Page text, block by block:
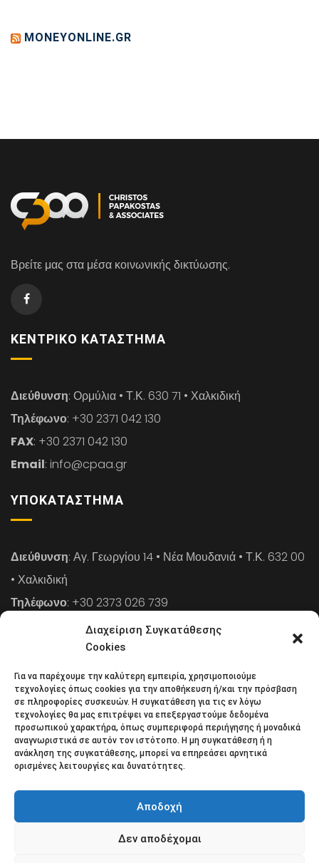
Διαχείριση Συγκατάθεσης
Cookies
Για να παρέχουμε την καλύτερη εμπειρία, χρησιμοποιούμε
τεχνολογίες όπως cookies για την αποθήκευση ή/και την πρόσβαση
σε πληροφορίες συσκευών. Η συγκατάθεση για τις εν λόγω
τεχνολογίες θα μας επιτρέψει να επεξεργαστούμε δεδομένα
προσωπικού χαρακτήρα, όπως συμπεριφορά περιήγησης ή μοναδικά
αναγνωριστικά σε αυτόν τον ιστότοπο. Η μη συγκατάθεση ή η
ανάκληση της συγκατάθεσης, μπορεί να επηρεάσει αρνητικά
ορισμένες λειτουργίες και δυνατότητες.
Αποδοχή
Δεν αποδέχομαι
MONEYONLINE.GR
Βρείτε μας στα μέσα κοινωνικής δικτύωσης.
ΚΕΝΤΡΙΚΌ ΚΑΤΆΣΤΗΜΑ
Διεύθυνση: Ορμύλια • Τ.Κ. 630 71 • Χαλκιδική
Τηλέφωνο: +30 2371 042 130
FAX: +30 2371 042 130
Email: info@cpaa.gr
ΥΠΟΚΑΤΆΣΤΗΜΑ
Διεύθυνση: Αγ. Γεωργίου 14 • Νέα Μουδανιά • Τ.Κ. 632 00
• Χαλκιδική
Τηλέφωνο: +30 2373 026 739
: +30 2373 026 739
: info@cpaa.gr
NEWSLETTER
Κάντε εγγραφή στο ηλεκτρονικό μας φυλλάδιο και μείνετε
στο επίκεντρο της οικονομικής επικαιρότητας.
Πολιτική απορρήτου